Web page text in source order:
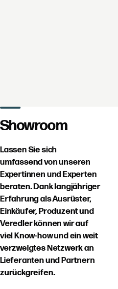
Showroom
Lassen Sie sich
umfassend von unseren
Expertinnen und Experten
beraten. Dank langjähriger
Erfahrung als Ausrüster,
Einkäufer, Produzent und
Veredler können wir auf
viel Know-how und ein weit
verzweigtes Netzwerk an
Lieferanten und Partnern
zurückgreifen.